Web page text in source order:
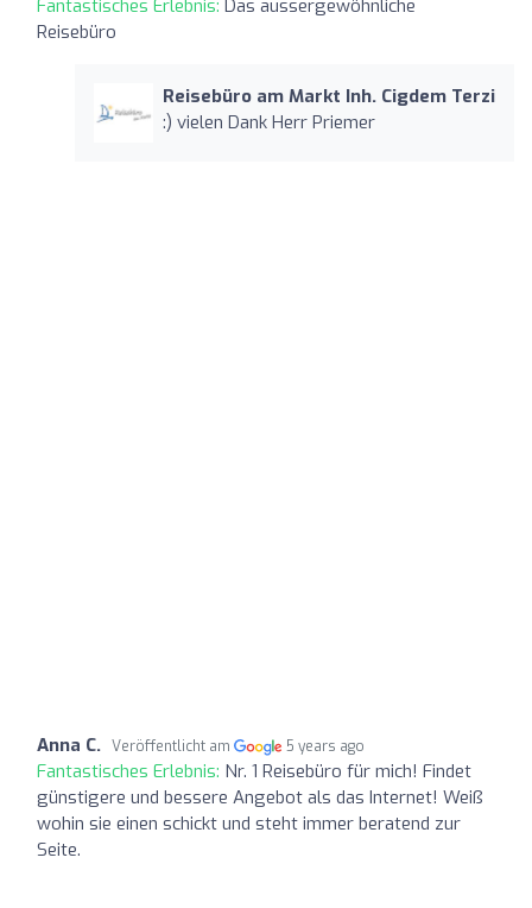
Fantastisches Erlebnis: Das aussergewöhnliche
Reisebüro
Reisebüro am Markt Inh. Cigdem Terzi
:) vielen Dank Herr Priemer
Anna C. Veröffentlicht am 5 years ago
Fantastisches Erlebnis: Nr. 1 Reisebüro für mich! Findet
günstigere und bessere Angebot als das Internet! Weiß
wohin sie einen schickt und steht immer beratend zur
Seite.